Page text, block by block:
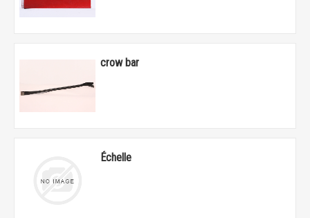
crow bar
Échelle